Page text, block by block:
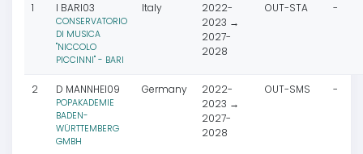
1 I BARI03
CONSERVATORIO
DI MUSICA
"NICCOLO
PICCINNI" - BARI
Italy
2022-
2023 →
2027-
2028
OUT-STA -
2 D MANNHEI09
POPAKADEMIE
BADEN-
WÜRTTEMBERG
GMBH
Germany
2022-
2023 →
2027-
2028
OUT-SMS -